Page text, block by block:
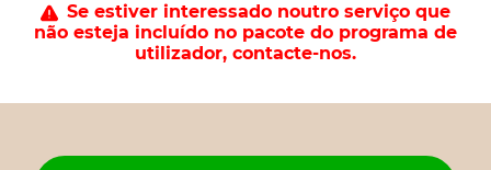
Se estiver interessado noutro serviço que
não esteja incluído no pacote do programa de
utilizador, contacte-nos.